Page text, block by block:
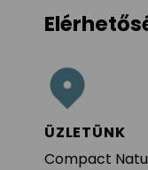
ÜZLETÜNK
Compact